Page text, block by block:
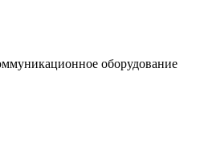
оборудование